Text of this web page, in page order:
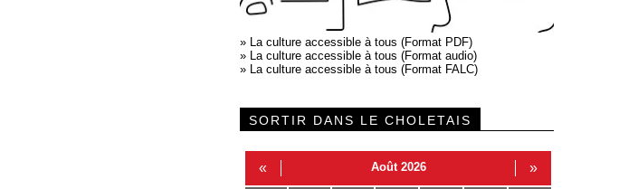
» La culture accessible à tous (Format PDF)
» La culture accessible à tous (Format audio)
» La culture accessible à tous (Format FALC)
SORTIR DANS LE CHOLETAIS
« Août 2026 »